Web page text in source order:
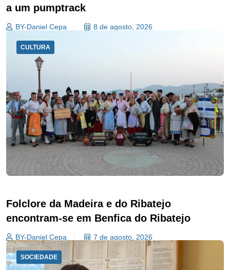
a um pumptrack
BY-Daniel Cepa 8 de agosto, 2026
CULTURA
Folclore da Madeira e do Ribatejo
encontram-se em Benfica do Ribatejo
BY-Daniel Cepa 7 de agosto, 2026
SOCIEDADE